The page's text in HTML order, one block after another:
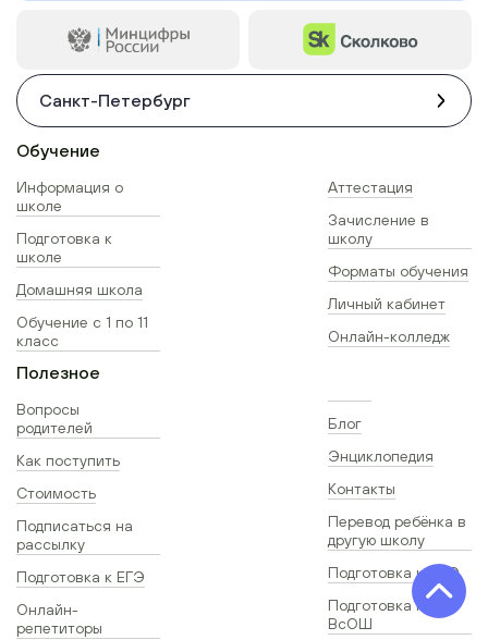
Санкт-Петербург
Обучение
Информация о
школе
Подготовка к
школе
Домашняя школа
Обучение с 1 по 11
класс
Аттестация
Зачисление в
школу
Форматы обучения
Личный кабинет
Онлайн-колледж
Полезное
Вопросы
родителей
Как поступить
Стоимость
Подписаться на
рассылку
Подготовка к ЕГЭ
Онлайн-
репетиторы
Блог
Энциклопедия
Контакты
Перевод ребёнка в
другую школу
Подготовка к ОГЭ
Подготовка к
ВсОШ